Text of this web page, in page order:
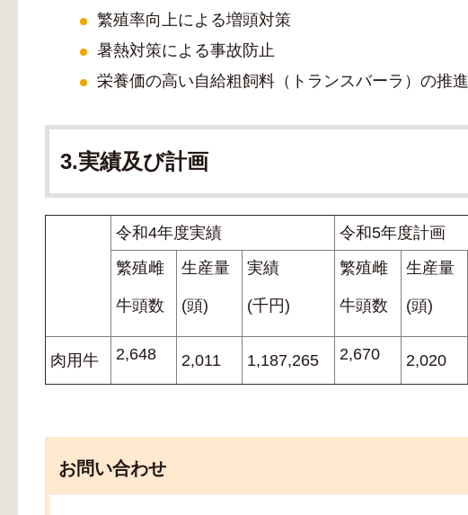
繁殖率向上による増頭対策
暑熱対策による事故防止
栄養価の高い自給粗飼料（トランスバーラ）の推進
3.実績及び計画
令和4年度実績 令和5年度計画
繁殖雌
牛頭数
生産量
(頭)
実績
(千円)
繁殖雌
牛頭数
生産量
(頭)
肉用牛 2,648 2,011 1,187,265 2,670 2,020
お問い合わせ